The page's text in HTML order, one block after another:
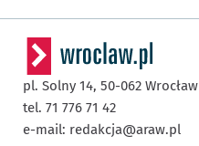
pl. Solny 14, 50-062 Wrocław
tel. 71 776 71 42
e-mail: redakcja@araw.pl